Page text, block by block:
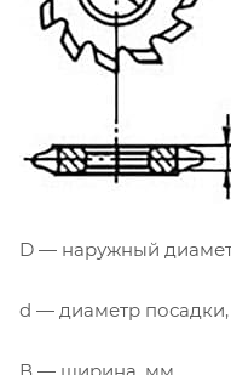
D — наружный
d — диаметр